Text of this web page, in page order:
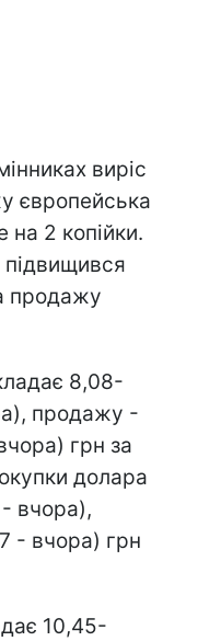
виріс
європейська
2 копійки.
продажу
8,08-
продажу -
грн за
долара
вчора),
- вчора) грн
10,45-